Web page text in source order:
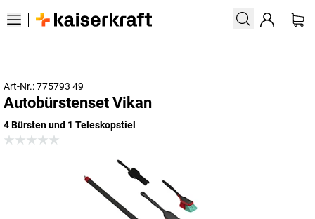
Art-Nr.: 775793 49
Autobürstenset Vikan
4 Bürsten und 1 Teleskopstiel